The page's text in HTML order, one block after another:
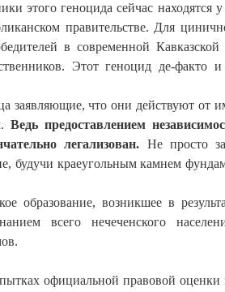
этого геноцида сейчас находятся
правительстве. Для
в современной Кавказской
Этот геноцид де-факто
заявляющие, что они действуют от
Ведь предоставлением
легализован. Не просто
будучи краеугольным камнем
образование, возникшее в
всего нечеченского
официальной правовой оценки